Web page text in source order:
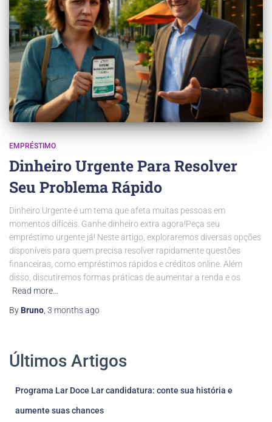
EMPRÉSTIMO
Dinheiro Urgente Para Resolver
Seu Problema Rápido
Dinheiro Urgente é um tema que afeta muitas pessoas em
momentos difíceis. Ganhe dinheiro extra agora!Peça seu
empréstimo urgente já! Neste artigo, exploraremos diversas opções
disponíveis para quem precisa resolver rapidamente questões
financeiras, como empréstimos rápidos e créditos online. Além
disso, discutiremos formas práticas de aumentar a renda e os
Read more…
By Bruno 3 monthsago
Últimos Artigos
Programa Lar Doce Lar candidatura: conte sua história e
aumente suas chances